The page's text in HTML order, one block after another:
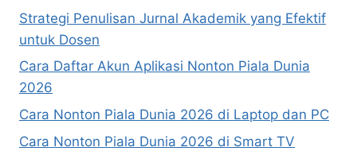
Strategi Penulisan Jurnal Akademik yang Efektif
untuk Dosen
Cara Daftar Akun Aplikasi Nonton Piala Dunia
2026
Cara Nonton Piala Dunia 2026 di Laptop dan PC
Cara Nonton Piala Dunia 2026 di Smart TV